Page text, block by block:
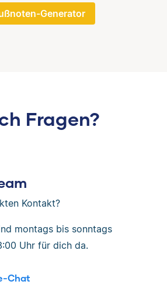
Generator
Fragen?
Kontakt?
montags bis sonntags
Uhr für dich da.
Chat